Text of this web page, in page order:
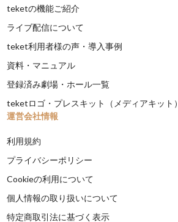
teketの機能ご紹介
ライブ配信について
teket利用者様の声・導入事例
資料・マニュアル
登録済み劇場・ホール一覧
teketロゴ・プレスキット（メディアキット）
運営会社情報
利用規約
プライバシーポリシー
Cookieの利用について
個人情報の取り扱いについて
特定商取引法に基づく表示